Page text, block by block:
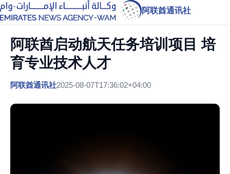
阿联酋通讯社
阿联酋启动航天任务培训项目 培
育专业技术人才
阿联酋通讯社2025-08-07T17:36:02+04:00